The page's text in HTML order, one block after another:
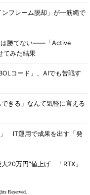
フレーム脱却」が一筋縄で
は勝てない――「Active
てみた結果
コード」、AIでも苦戦す
きる」なんて気軽に言える
」 IT運用で成果を出す「発
20万円”値上げ 「RTX」
Reserved.